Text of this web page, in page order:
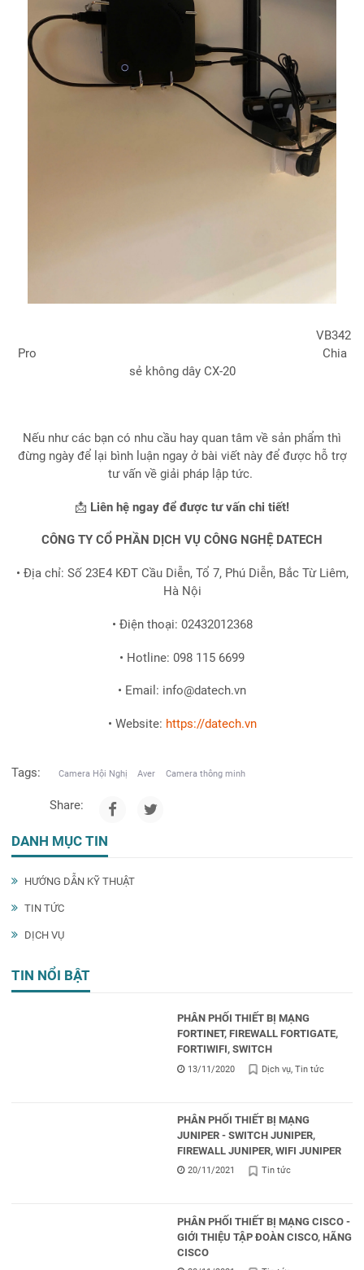
DANH MỤC TIN
HƯỚNG DẪN KỸ THUẬT
TIN TỨC
DỊCH VỤ
TIN NỔI BẬT
PHÂN PHỐI THIẾT BỊ MẠNG
FORTINET, FIREWALL FORTIGATE,
FORTIWIFI, SWITCH
13/11/2020 Dịch vụ Tin tức
PHÂN PHỐI THIẾT BỊ MẠNG
JUNIPER - SWITCH JUNIPER,
FIREWALL JUNIPER, WIFI JUNIPER
20/11/2021 Tin tức
PHÂN PHỐI THIẾT BỊ MẠNG CISCO -
GIỚI THIỆU TẬP ĐOÀN CISCO, HÃNG
CISCO
VB342
Pro Chia
sẻ không dây CX-20
Nếu như các bạn có nhu cầu hay quan tâm về sản phẩm thì
đừng ngày để lại bình luận ngay ở bài viết này để được hỗ trợ
tư vấn về giải pháp lập tức.
📩 Liên hệ ngay để được tư vấn chi tiết!
CÔNG TY CỔ PHẦN DỊCH VỤ CÔNG NGHỆ DATECH
• Địa chỉ: Số 23E4 KĐT Cầu Diễn, Tổ 7, Phú Diễn, Bắc Từ Liêm,
Hà Nội
• Điện thoại: 02432012368
• Hotline: 098 115 6699
• Email: info@datech.vn
• Website: https://datech.vn
Tags: Camera Hội Nghị Aver Camera thông minh
Share: